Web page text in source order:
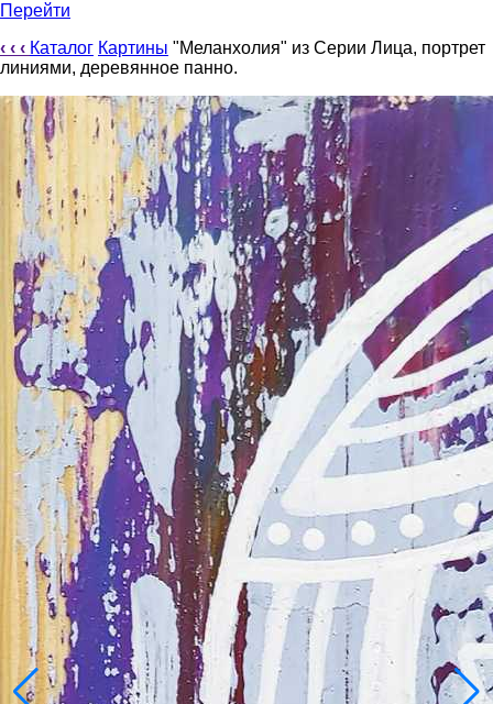
Перейти
‹ ‹ ‹ Каталог Картины "Меланхолия" из Серии Лица, портрет
линиями, деревянное панно.